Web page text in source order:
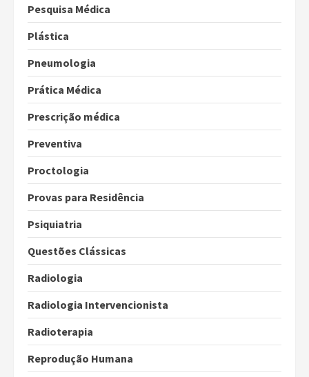
Pesquisa Médica
Plástica
Pneumologia
Prática Médica
Prescrição médica
Preventiva
Proctologia
Provas para Residência
Psiquiatria
Questões Clássicas
Radiologia
Radiologia Intervencionista
Radioterapia
Reprodução Humana